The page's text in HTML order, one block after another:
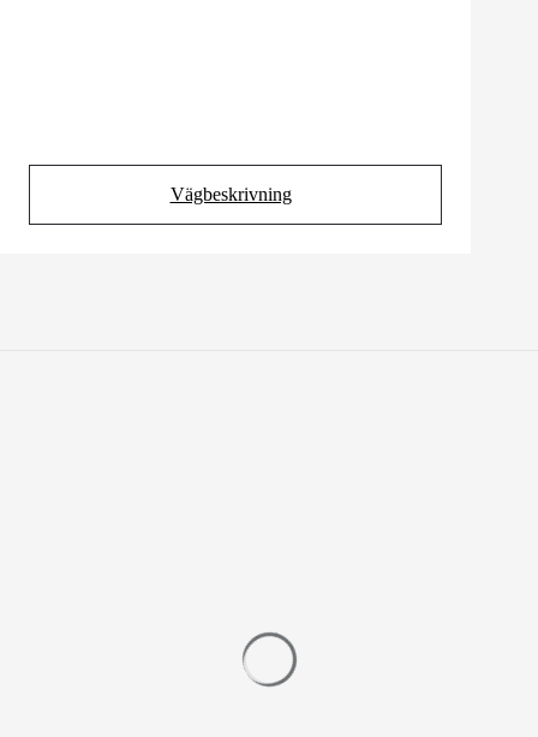
Vägbeskrivning
(Opens in new tab)